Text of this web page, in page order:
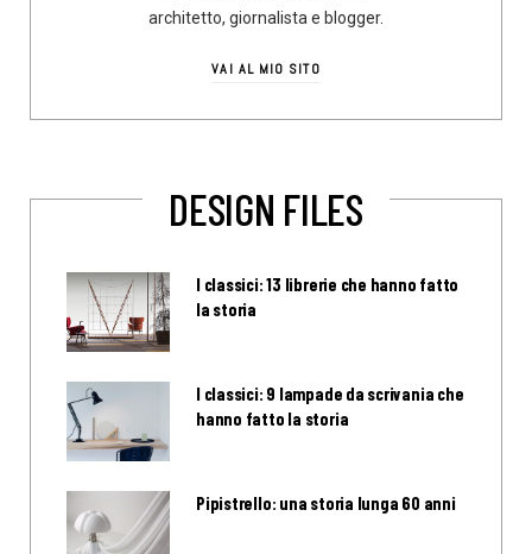
architetto, giornalista e blogger.
VAI AL MIO SITO
DESIGN FILES
I classici: 13 librerie che hanno fatto
la storia
I classici: 9 lampade da scrivania che
hanno fatto la storia
Pipistrello: una storia lunga 60 anni